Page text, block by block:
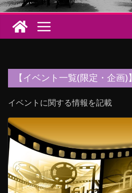
【イベント一覧(限定・企画)】
イベントに関する情報を記載